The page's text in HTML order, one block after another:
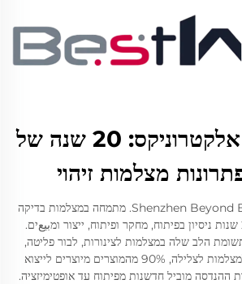
שנזהן בייונד אלקטרוניקס: 20 שנה של
מצלמות זיהוי
Shenzhen Beyond Electronics Co., Ltd. מתמחה במצלמות בדיקה
באיכות גבוהה, עם 20 שנות ניסיון בפיתוח, מחקר ופיתוח, ייצור ומبيعים.
הלב שלה במצלמות לצינורות, לבור פליטה,
למצלמות מתארכות ולמצלמות לצלילה, 90% מהמוצרים מיוצרים לייצוא
צוות ההנדסה מוביל חדשנות מפיתוח עד אופטימיזציה.